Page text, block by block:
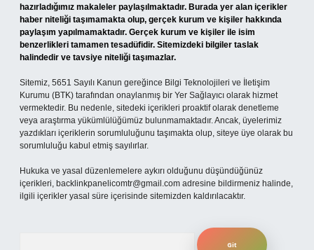
hazırladığımız makaleler paylaşılmaktadır. Burada yer alan içerikler
haber niteliği taşımamakta olup, gerçek kurum ve kişiler hakkında
paylaşım yapılmamaktadır. Gerçek kurum ve kişiler ile isim
benzerlikleri tamamen tesadüfidir. Sitemizdeki bilgiler taslak
halindedir ve tavsiye niteliği taşımazlar.
Sitemiz, 5651 Sayılı Kanun gereğince Bilgi Teknolojileri ve İletişim
Kurumu (BTK) tarafından onaylanmış bir Yer Sağlayıcı olarak hizmet
vermektedir. Bu nedenle, sitedeki içerikleri proaktif olarak denetleme
veya araştırma yükümlülüğümüz bulunmamaktadır. Ancak, üyelerimiz
yazdıkları içeriklerin sorumluluğunu taşımakta olup, siteye üye olarak bu
sorumluluğu kabul etmiş sayılırlar.
Hukuka ve yasal düzenlemelere aykırı olduğunu düşündüğünüz
içerikleri, backlinkpanelicomtr@gmail.com adresine bildirmeniz halinde,
ilgili içerikler yasal süre içerisinde sitemizden kaldırılacaktır.